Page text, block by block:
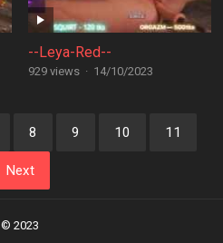
--Leya-Red--
929 views · 14/10/2023
8 9 10 11
Next
© 2023